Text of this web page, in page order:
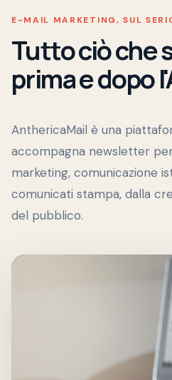
E-MAIL MARKETING, SUL
Tutto ciò che
prima e dopo
AnthericaMail è una
accompagna newsletter
marketing, comunicazione
comunicati stampa, dalla
del pubblico.